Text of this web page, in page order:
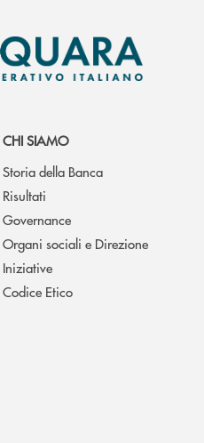
CHI SIAMO
Storia della Banca
Risultati
Governance
Organi sociali e Direzione
Iniziative
Codice Etico